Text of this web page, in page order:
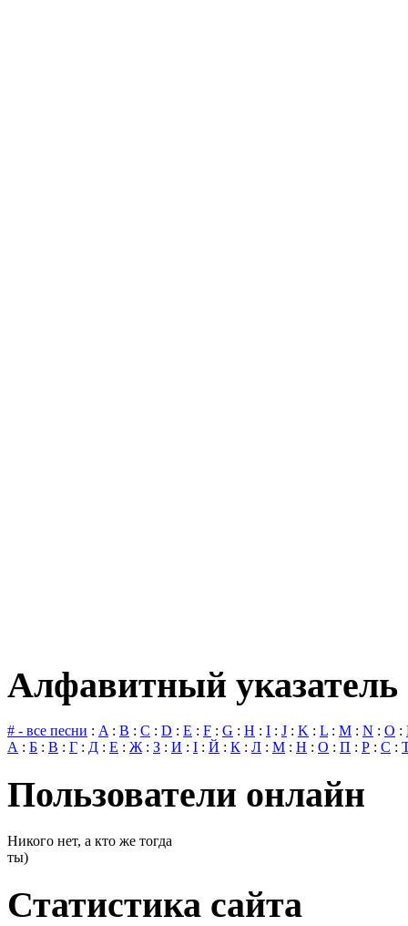
Алфавитный указатель
# - все песни : A: B : C : D : E : F : G : H : I : J : K : L : M : N : O :
А : Б : В : Г : Д : Е : Ж: З : И : І : Й : К : Л : М : Н : О : П : Р : С :
Пользователи онлайн
Никого нет, а кто же тогда
ты)
Статистика сайта